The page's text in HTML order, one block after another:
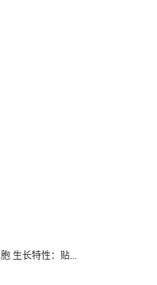
生长特性：贴...